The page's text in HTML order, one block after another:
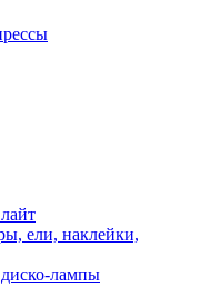
ели, наклейки,
лампы